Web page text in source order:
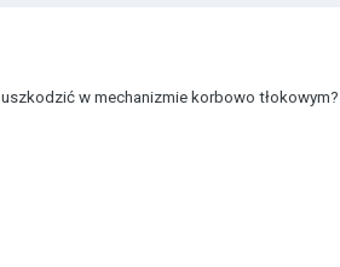
w mechanizmie korbowo tłokowym?